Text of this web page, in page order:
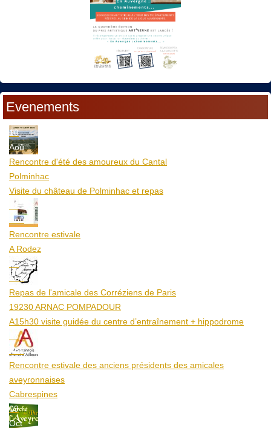
Evenements
10
Aoû
Rencontre d'été des amoureux du Cantal
Polminhac
Visite du château de Polminhac et repas
12
Aoû
Rencontre estivale
A Rodez
23
Aoû
Repas de l'amicale des Corréziens de Paris
19230 ARNAC POMPADOUR
A15h30 visite guidée du centre d’entraînement + hippodrome
25
Aoû
Rencontre estivale des anciens présidents des amicales
aveyronnaises
Cabrespines
09
Oct